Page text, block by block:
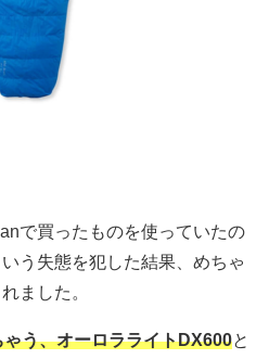
で買ったものを使っていたの
う失態を犯した結果、めちゃ
ました。
う、オーロラライトDX600と